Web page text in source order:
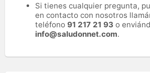
Si tienes cualquier pregunta,
en contacto con nosotros
teléfono 91 217 21 93 o
info@saludonnet.com.